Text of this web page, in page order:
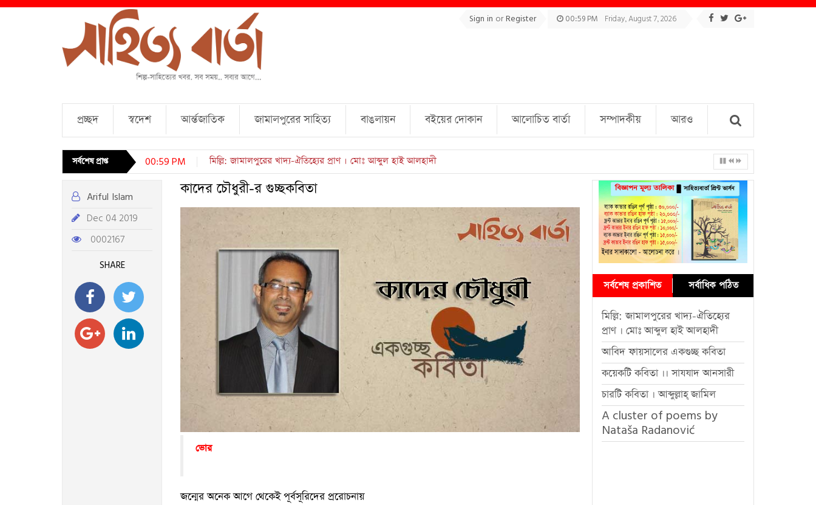
Sign in orRegister 00:59 PM Friday, August 7, 2026
প্রচ্ছদ স্বদেশ আর্ন্তজাতিক জামালপুরের সাহিত্য বাঙলায়ন বইয়ের দোকান আলোচিত বার্তা সম্পাদকীয় আরও
সর্বশেষ প্রাপ্ত 00:59 PM চারটি কবিতা । আব্দুল্লাহ্ জামিল
Ariful Islam
Dec 04 2019
0002167
SHARE
কাদের চৌধুরী-র গুচ্ছকবিতা
ভোর
জন্মের অনেক আগে থেকেই পূর্বসূরিদের প্ররোচনায়
সর্বশেষ প্রকাশিত সর্বাধিক পঠিত
মিল্লি: জামালপুরের খাদ্য-ঐতিহ্যের
প্রাণ । মোঃ আব্দুল হাই আলহাদী
আবিদ ফায়সালের একগুচ্ছ কবিতা
কয়েকটি কবিতা ।। সাযযাদ আনসারী
চারটি কবিতা । আব্দুল্লাহ্ জামিল
A cluster of poems by
Nataša Radanović